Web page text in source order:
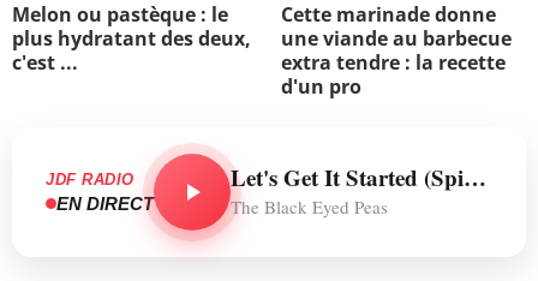
Melon ou pastèque : le
plus hydratant des deux,
c'est ...
Cette marinade donne
une viande au barbecue
extra tendre : la recette
d'un pro
JDF RADIO
EN DIRECT
Let's Get It Started (Spike Mix)
The Black Eyed Peas